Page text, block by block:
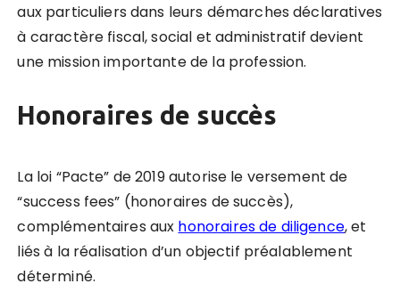
aux particuliers dans leurs démarches déclaratives
à caractère fiscal, social et administratif devient
une mission importante de la profession.
Honoraires de succès
La loi “Pacte” de 2019 autorise le versement de
“success fees” (honoraires de succès),
complémentaires aux honoraires de diligence, et
liés à la réalisation d’un objectif préalablement
déterminé.